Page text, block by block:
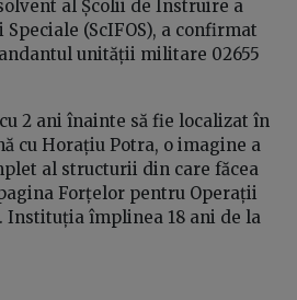
al Școlii de Instruire a
(ScIFOS), a confirmat
unității militare 02655
2 ani înainte să fie localizat în
cu Horațiu Potra, o imagine a
al structurii din care făcea
Forțelor pentru Operații
Instituția împlinea 18 ani de la